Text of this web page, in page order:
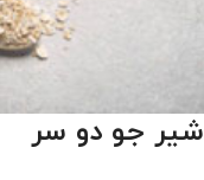
شیر جو دو سر